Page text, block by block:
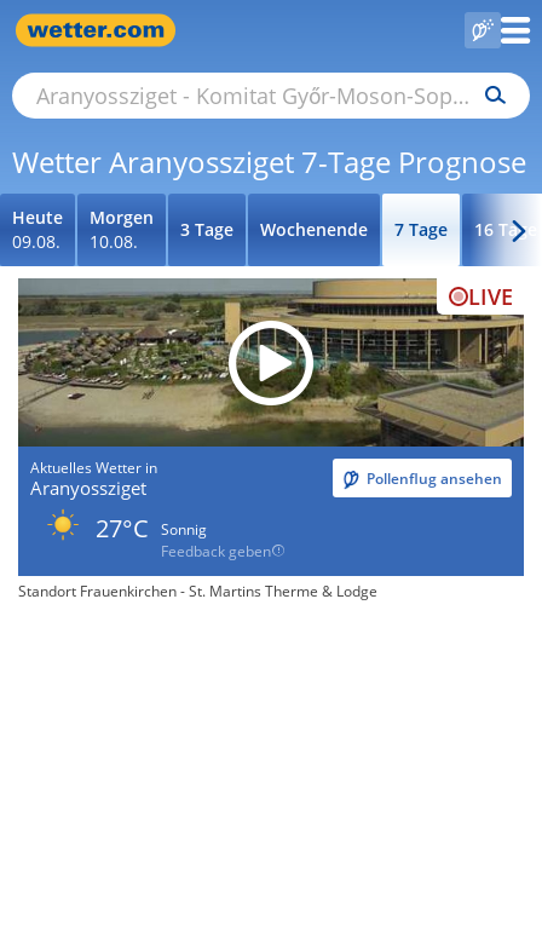
Wetter Aranyossziget 7-Tage Prognose
Heute
09.08.
Morgen
10.08.
3 Tage Wochenende 7 Tage 16 Tage
LIVE
Aktuelles Wetter in
Aranyossziget Pollenflug ansehen
27°C
Sonnig
Feedback geben
Standort Frauenkirchen - St. Martins Therme & Lodge